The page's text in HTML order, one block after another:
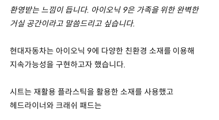
환영받는 느낌이 듭니다. 아이오닉 9은 가족을 위한 완벽한
거실 공간이라고 말씀드리고 싶습니다.
현대자동차는 아이오닉 9에 다양한 친환경 소재를 이용해
지속가능성을 구현하고자 했습니다.
시트는 재활용 플라스틱을 활용한 소재를 사용했고
헤드라이너와 크래쉬 패드는